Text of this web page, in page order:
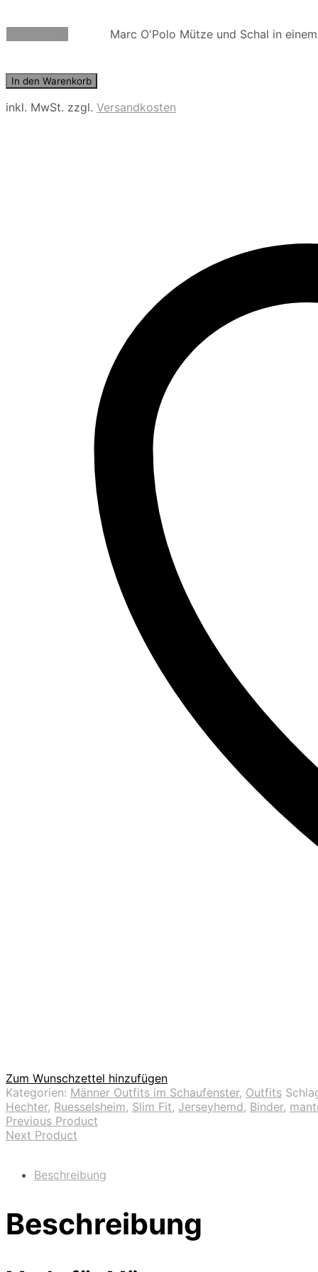
können
auf
werden
auf.
der
Marc O'Polo Mütze und Schal in
In den Warenkorb
inkl. MwSt. zzgl. Versandkosten
Zum Wunschzettel hinzufügen
Kategorien: Männer Outfits im Schaufenster, Outfits
Hechter, Ruesselsheim, Slim Fit, Jerseyhemd, Binder,
Previous Product
Next Product
Beschreibung
Beschreibung